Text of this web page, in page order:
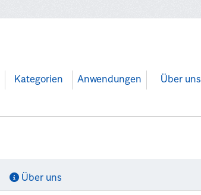
Kategorien Anwendungen Über uns
Über uns